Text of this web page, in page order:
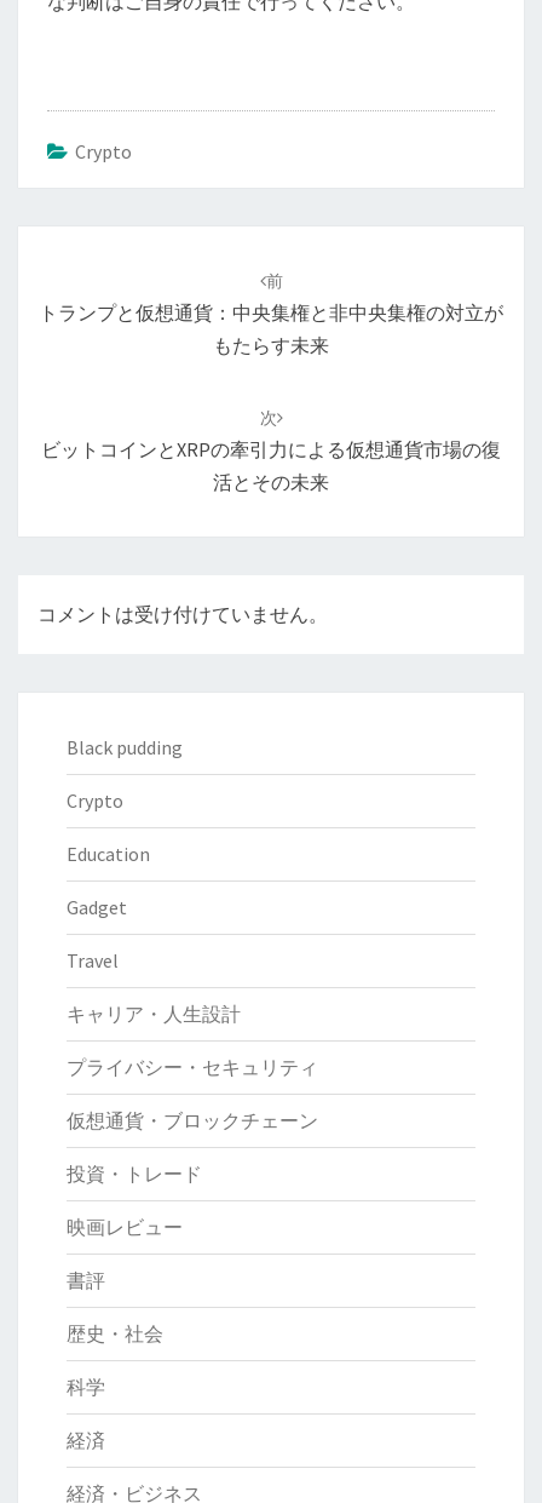
Crypto
前
トランプと仮想通貨：中央集権と非中央集権の対立が
もたらす未来
次
ビットコインとXRPの牽引力による仮想通貨市場の復
活とその未来
コメントは受け付けていません。
Black pudding
Crypto
Education
Gadget
Travel
キャリア・人生設計
プライバシー・セキュリティ
仮想通貨・ブロックチェーン
投資・トレード
映画レビュー
書評
歴史・社会
科学
経済
経済・ビジネス